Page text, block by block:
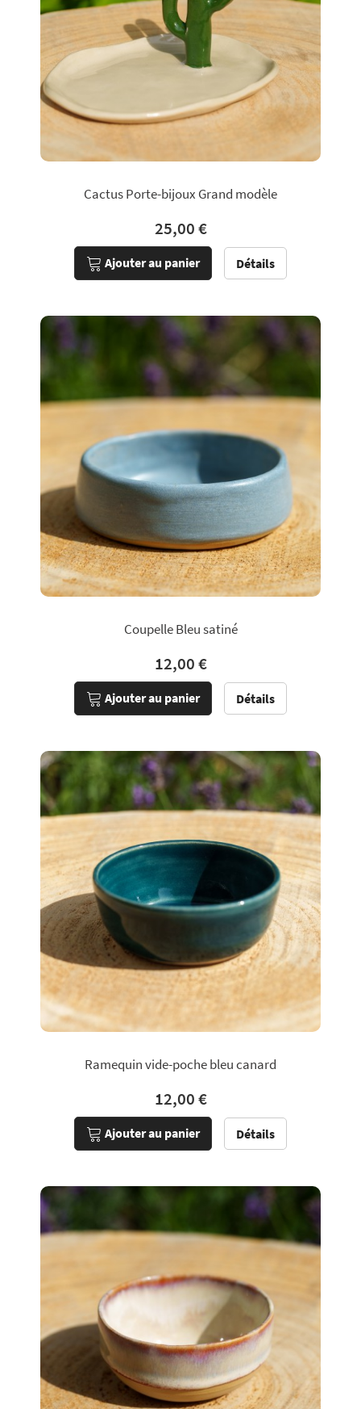
Cactus Porte-bijoux Grand modèle
25,00 €
Ajouter au panier Détails
Coupelle Bleu satiné
12,00 €
Ajouter au panier Détails
Ramequin vide-poche bleu canard
12,00 €
Ajouter au panier Détails